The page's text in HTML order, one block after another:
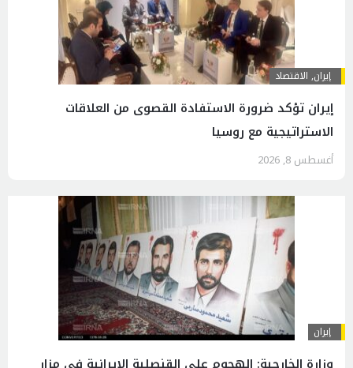
إيران, الاقتصاد
إيران تؤكد ضرورة الاستفادة القصوى من العلاقات
الاستراتيجية مع روسيا
أغسطس 8, 2026
إيران